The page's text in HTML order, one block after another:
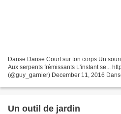
Danse Danse Court sur ton corps Un
Aux serpents frémissants L'instant se...
(@guy_garnier) December 11, 2016
Un outil de jardin